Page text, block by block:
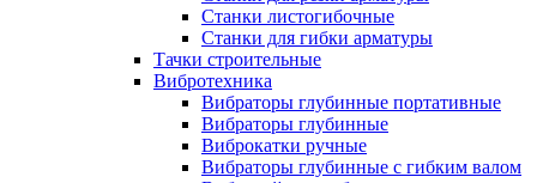
Станки листогибочные
Станки для гибки арматуры
Тачки строительные
Вибротехника
Вибраторы глубинные портативные
Вибраторы глубинные
Виброкатки ручные
Вибраторы глубинные с гибким валом